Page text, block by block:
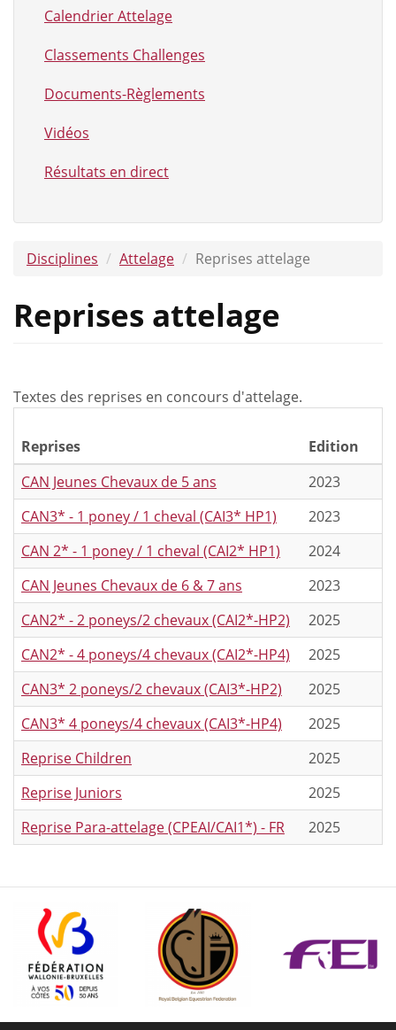
Calendrier Attelage
Classements Challenges
Documents-Règlements
Vidéos
Résultats en direct
Disciplines Attelage Reprises attelage
Reprises attelage
Textes des reprises en concours d'attelage.
Reprises
Edition
CAN Jeunes Chevaux de 5 ans
2023
CAN3* - 1 poney / 1 cheval (CAI3* HP1)
2023
CAN 2* - 1 poney / 1 cheval (CAI2* HP1)
2024
CAN Jeunes Chevaux de 6 & 7 ans
2023
CAN2* - 2 poneys/2 chevaux (CAI2*-HP2)
2025
CAN2* - 4 poneys/4 chevaux (CAI2*-HP4)
2025
CAN3* 2 poneys/2 chevaux (CAI3*-HP2)
2025
CAN3* 4 poneys/4 chevaux (CAI3*-HP4)
2025
Reprise Children
2025
Reprise Juniors
2025
Reprise Para-attelage (CPEAI/CAI1*) - FR
2025